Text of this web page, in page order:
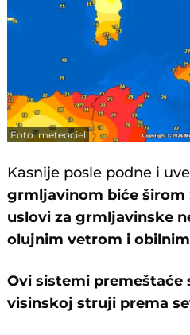
Foto: meteociel
Kasnije posle podne i
grmljavinom biće širom
uslovi za grmljavinske
olujnim vetrom i
Ovi sistemi premeštaće
visinskoj struji prema